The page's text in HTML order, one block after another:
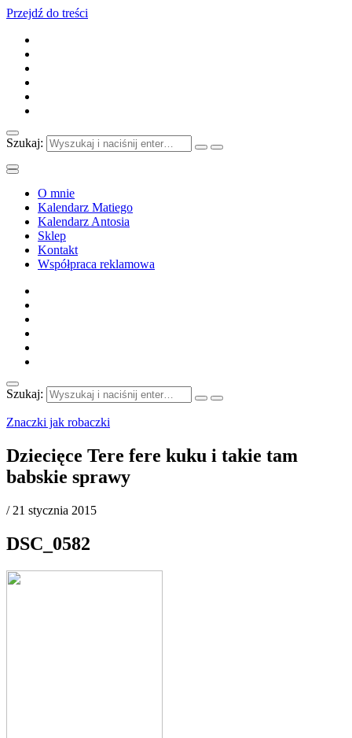
Przejdź do treści
Szukaj:
O mnie
Kalendarz Matiego
Kalendarz Antosia
Sklep
Kontakt
Współpraca reklamowa
Szukaj:
Znaczki jak robaczki
Dziecięce Tere fere kuku i takie tam
babskie sprawy
/ 21 stycznia 2015
DSC_0582